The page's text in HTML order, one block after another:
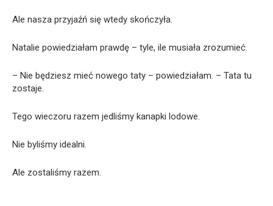
Ale nasza przyjaźń się wtedy skończyła.
Natalie powiedziałam prawdę – tyle, ile musiała zrozumieć.
– Nie będziesz mieć nowego taty – powiedziałam. – Tata tu
zostaje.
Tego wieczoru razem jedliśmy kanapki lodowe.
Nie byliśmy idealni.
Ale zostaliśmy razem.